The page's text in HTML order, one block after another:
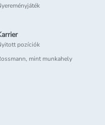
pozíciók
mint munkahely